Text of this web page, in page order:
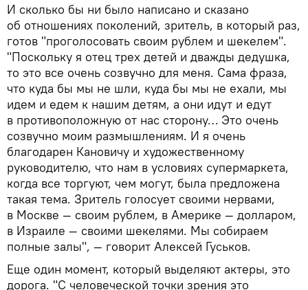
И сколько бы ни было написано и сказано
об отношениях поколений, зритель, в который раз,
готов "проголосовать своим рублем и шекелем".
"Поскольку я отец трех детей и дважды дедушка,
то это все очень созвучно для меня. Сама фраза,
что куда бы мы не шли, куда бы мы не ехали, мы
идем и едем к нашим детям, а они идут и едут
в противоположную от нас сторону… Это очень
созвучно моим размышлениям. И я очень
благодарен Кановичу и художественному
руководителю, что нам в условиях супермаркета,
когда все торгуют, чем могут, была предложена
такая тема. Зритель голосует своими нервами,
в Москве — своим рублем, в Америке — долларом,
в Израиле — своими шекелями. Мы собираем
полные залы", — говорит Алексей Гуськов.
Еще один момент, который выделяют актеры, это
дорога. "С человеческой точки зрения это